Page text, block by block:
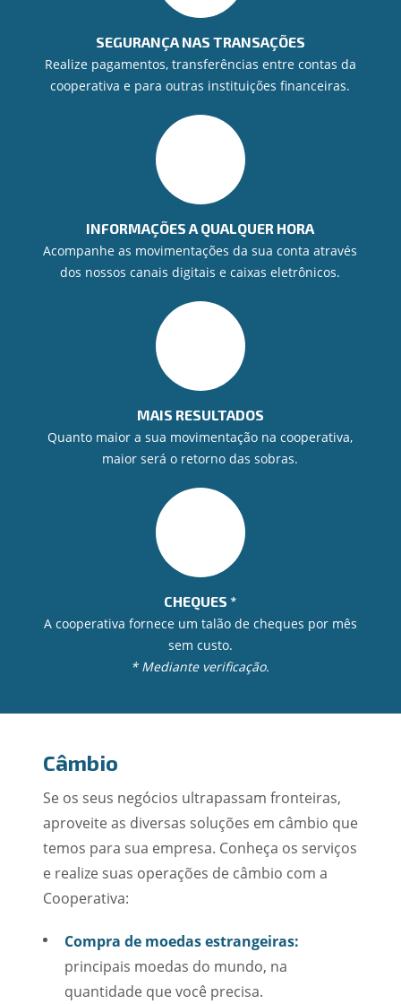
SEGURANÇA NAS TRANSAÇÕES
Realize pagamentos, transferências entre contas da
cooperativa e para outras instituições financeiras.
INFORMAÇÕES A QUALQUER HORA
Acompanhe as movimentações da sua conta através
dos nossos canais digitais e caixas eletrônicos.
MAIS RESULTADOS
Quanto maior a sua movimentação na cooperativa,
maior será o retorno das sobras.
CHEQUES *
A cooperativa fornece um talão de cheques por mês
sem custo.
* Mediante verificação.
Câmbio
Se os seus negócios ultrapassam fronteiras,
aproveite as diversas soluções em câmbio que
temos para sua empresa. Conheça os serviços
e realize suas operações de câmbio com a
Cooperativa:
Compra de moedas estrangeiras:
principais moedas do mundo, na
quantidade que você precisa.